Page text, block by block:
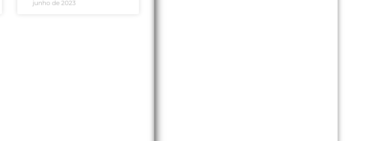
junho de 2023